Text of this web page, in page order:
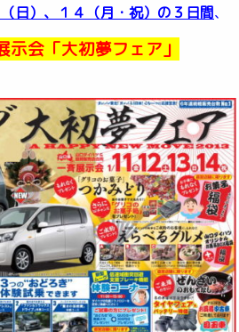
日）、１４（月・祝）の３日間、
会「大初夢フェア」